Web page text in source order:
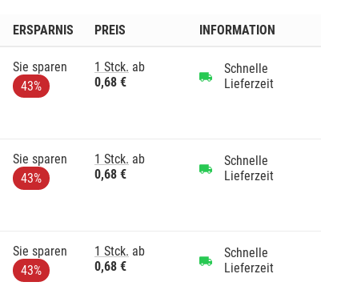
ERSPARNIS PREIS INFORMATION
Sie sparen
43%
1 Stck. ab
0,68 €
Schnelle
Lieferzeit
Sie sparen
43%
1 Stck. ab
0,68 €
Schnelle
Lieferzeit
Sie sparen
43%
1 Stck. ab
0,68 €
Schnelle
Lieferzeit